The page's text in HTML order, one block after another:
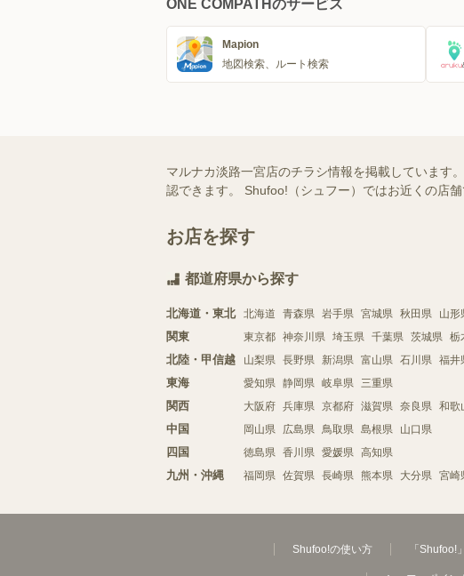
ONE COMPATHのサービス
Mapion
地図検索、ルート検索
マルナカ淡路一宮店のチラシ情報を掲載しています
認できます。 Shufoo!（シュフー）ではお近くの店
お店を探す
都道府県から探す
北海道・東北 北海道 青森県 岩手県 宮城県 秋田県 山形
関東 東京都 神奈川県 埼玉県 千葉県 茨城県 栃
北陸・甲信越 山梨県 長野県 新潟県 富山県 石川県 福井
東海 愛知県 静岡県 岐阜県 三重県
関西 大阪府 兵庫県 京都府 滋賀県 奈良県 和歌
中国 岡山県 広島県 鳥取県 島根県 山口県
四国 徳島県 香川県 愛媛県 高知県
九州・沖縄 福岡県 佐賀県 長崎県 熊本県 大分県 宮崎
Shufoo!の使い方 「Shufoo!